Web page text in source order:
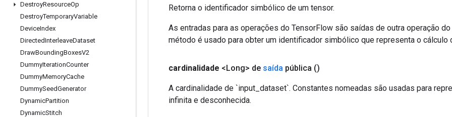
DestroyResourceOp
DestroyTemporaryVariable
DeviceIndex
DirectedInterleaveDataset
DrawBoundingBoxesV2
DummyIterationCounter
DummyMemoryCache
DummySeedGenerator
DynamicPartition
DynamicStitch
Retorna o identificador simbólico de um tensor.
As entradas para as operações do TensorFlow são saídas de outra operação
método é usado para obter um identificador simbólico que representa o cálculo
cardinalidade <Long> de saída pública ()
A cardinalidade de `input_dataset`. Constantes nomeadas são usadas para
infinita e desconhecida.